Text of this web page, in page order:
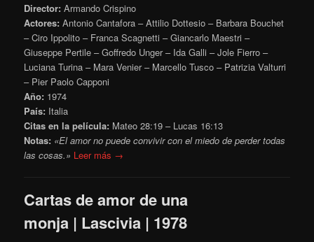
Director: Armando Crispino
Actores: Antonio Cantafora – Attilio Dottesio – Barbara Bouchet
– Ciro Ippolito – Franca Scagnetti – Giancarlo Maestri –
Giuseppe Pertile – Goffredo Unger – Ida Galli – Jole Fierro –
Luciana Turina – Mara Venier – Marcello Tusco – Patrizia Valturri
– Pier Paolo Capponi
Año: 1974
País: Italia
Citas en la película: Mateo 28:19 – Lucas 16:13
Notas: «El amor no puede convivir con el miedo de perder todas
las cosas.» Leer más →
Cartas de amor de una
monja | Lascivia | 1978